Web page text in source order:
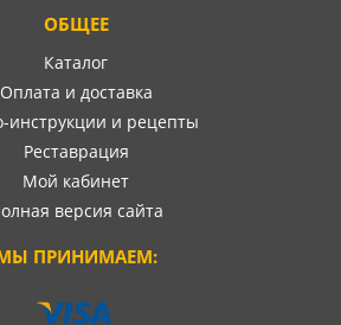
ОБЩЕЕ
Каталог
Оплата и доставка
инструкции и рецепты
Реставрация
Мой кабинет
версия сайта
ПРИНИМАЕМ: